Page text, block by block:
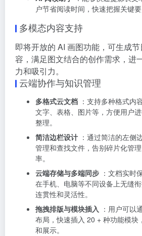
户节省阅读时间，快速把握关键要
多模态内容支持
即将开放的 AI 画图功能，可生成
容，满足图文结合的创作需求，进
力和吸引力。
云端协作与知识管理
多格式云文档 ：支持多种格式内
文字、表格、图片等，方便用户
整理。
简洁边栏设计 ：通过简洁的左侧
管理和查找文件，告别碎片化管
率。
云端存储与多端同步 ：文档实时
在手机、电脑等不同设备上无缝
连贯性和灵活性。
拖拽排版与模块插入 ：用户可以
布局，快速插入 20 + 种功能模块
和展示。